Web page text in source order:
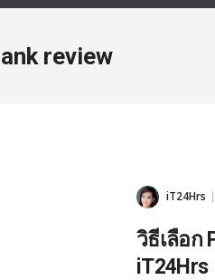
review
iT24Hrs
วิธีเลือก
iT24Hrs